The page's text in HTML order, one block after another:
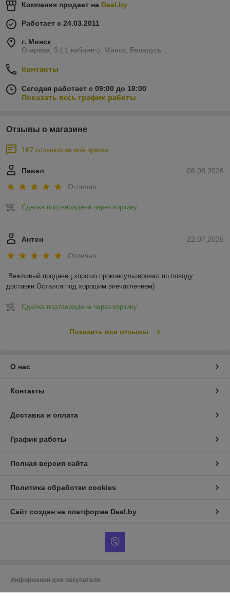
Компания продает на Deal.by
Работает с 24.03.2011
г. Минск
Огарёва, 3 ( 1 кабинет), Минск, Беларусь
Контакты
Сегодня работает с 09:00 до 18:00
Показать весь график работы
Отзывы о магазине
167 отзывов за всё время
06.08.2026
Павел
Отлично
Сделка подтверждена через корзину
22.07.2026
Антон
Отлично
Вежливый продавец,хорошо проконсультировал по поводу
доставки.Остался под хорошим впечатлением)
Сделка подтверждена через корзину
Показать все отзывы
О нас
Контакты
Доставка и оплата
График работы
Полная версия сайта
Политика обработки cookies
Сайт создан на платформе Deal.by
Информация для покупателя